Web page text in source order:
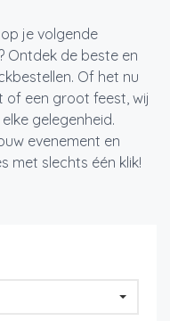
je volgende
Ontdek de beste en
Of het nu
of een groot feest, wij
gelegenheid.
evenement en
met slechts één klik!